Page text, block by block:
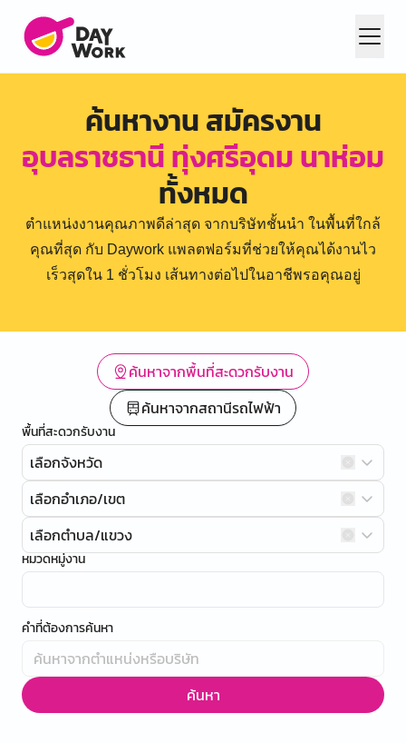
ค้นหางาน สมัครงาน
อุบลราชธานี ทุ่งศรีอุดม นาห่อม
ทั้งหมด
ตำแหน่งงานคุณภาพดีล่าสุด จากบริษัทชั้นนำ ในพื้นที่ใกล้
คุณที่สุด กับ Daywork แพลตฟอร์มที่ช่วยให้คุณได้งานไว
เร็วสุดใน 1 ชั่วโมง เส้นทางต่อไปในอาชีพรอคุณอยู่
ค้นหาจากพื้นที่สะดวกรับงาน
ค้นหาจากสถานีรถไฟฟ้า
พื้นที่สะดวกรับงาน
เลือกจังหวัด
เลือกอำเภอ/เขต
เลือกตำบล/แขวง
หมวดหมู่งาน
คำที่ต้องการค้นหา
ค้นหา